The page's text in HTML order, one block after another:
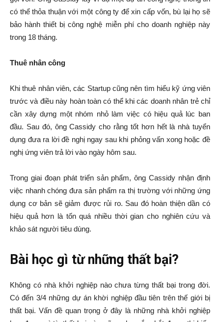
có thể thỏa thuận với một công ty để xin cấp vốn, bù lại họ sẽ
bảo hành thiết bị công nghệ miễn phí cho doanh nghiệp này
trong 18 tháng.
Thuê nhân công
Khi thuê nhân viên, các Startup cũng nên tìm hiểu kỹ ứng viên
trước và điều này hoàn toàn có thể khi các doanh nhân trẻ chỉ
cần xây dựng một nhóm nhỏ làm việc có hiệu quả lúc ban
đầu. Sau đó, ông Cassidy cho rằng tốt hơn hết là nhà tuyển
dụng đưa ra lời đề nghị ngay sau khi phỏng vấn xong hoặc đề
nghị ứng viên trả lời vào ngày hôm sau.
Trong giai đoạn phát triển sản phẩm, ông Cassidy nhận định
việc nhanh chóng đưa sản phẩm ra thị trường với những ứng
dụng cơ bản sẽ giảm được rủi ro. Sau đó hoàn thiện dần có
hiệu quả hơn là tốn quá nhiều thời gian cho nghiên cứu và
khảo sát người tiêu dùng.
Bài học gì từ những thất bại?
Không có nhà khởi nghiệp nào chưa từng thất bại trong đời.
Có đến 3/4 những dự án khời nghiệp đầu tiên trên thế giới bị
thất bại. Vấn đề quan trọng ở đây là những nhà khởi nghiệp